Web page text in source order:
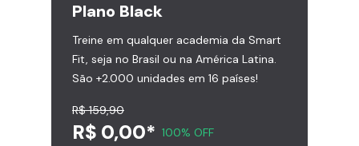
Plano Black
Treine em qualquer academia da Smart
Fit, seja no Brasil ou na América Latina.
São +2.000 unidades em 16 países!
R$ 159,90
R$ 0,00* 100% OFF